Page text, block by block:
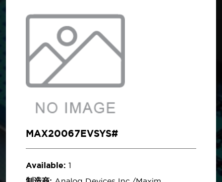
MAX20067EVSYS#
Available: 1